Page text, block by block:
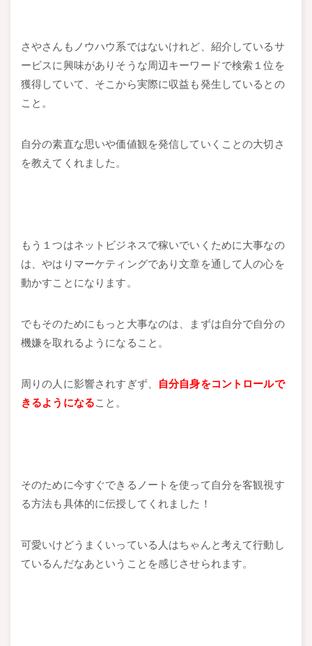
さやさんもノウハウ系ではないけれど、紹介しているサ
ービスに興味がありそうな周辺キーワードで検索１位を
獲得していて、そこから実際に収益も発生しているとの
こと。
自分の素直な思いや価値観を発信していくことの大切さ
を教えてくれました。
もう１つはネットビジネスで稼いでいくために大事なの
は、やはりマーケティングであり文章を通して人の心を
動かすことになります。
でもそのためにもっと大事なのは、まずは自分で自分の
機嫌を取れるようになること。
周りの人に影響されすぎず、
自分自身をコントロールで
きるようになること。
そのために今すぐできるノートを使って自分を客観視す
る方法も具体的に伝授してくれました！
可愛いけどうまくいっている人はちゃんと考えて行動し
ているんだなあということを感じさせられます。